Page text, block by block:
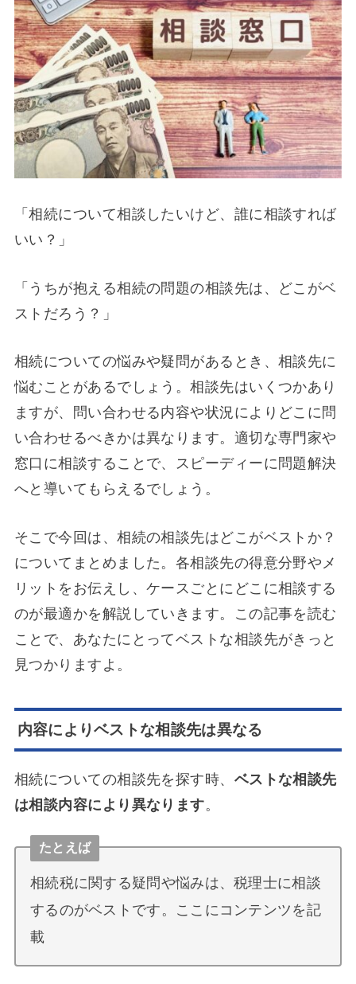
「相続について相談したいけど、誰に相談すれば
いい？」
「うちが抱える相続の問題の相談先は、どこがベ
ストだろう？」
相続についての悩みや疑問があるとき、相談先に
悩むことがあるでしょう。相談先はいくつかあり
ますが、問い合わせる内容や状況によりどこに問
い合わせるべきかは異なります。適切な専門家や
窓口に相談することで、スピーディーに問題解決
へと導いてもらえるでしょう。
そこで今回は、相続の相談先はどこがベストか？
についてまとめました。各相談先の得意分野やメ
リットをお伝えし、ケースごとにどこに相談する
のが最適かを解説していきます。この記事を読む
ことで、あなたにとってベストな相談先がきっと
見つかりますよ。
内容によりベストな相談先は異なる
相続についての相談先を探す時、 ベストな相談先
は相談内容により異なります。
たとえば
相続税に関する疑問や悩みは、税理士に相談
するのがベストです。ここにコンテンツを記
載